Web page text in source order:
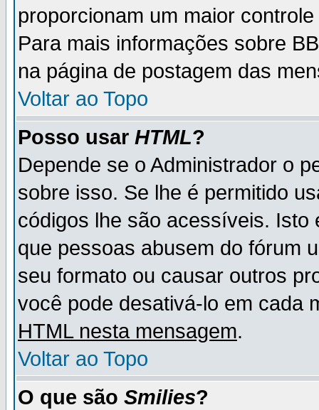
proporcionam um maior
Para mais informações sobre
na página de postagem das
Voltar ao Topo
Posso usar HTML?
Depende se o Administrador o
sobre isso. Se lhe é permitido
códigos lhe são acessíveis.
que pessoas abusem do fórum
seu formato ou causar outros
você pode desativá-lo em cada
HTML nesta mensagem.
Voltar ao Topo
O que são Smilies?